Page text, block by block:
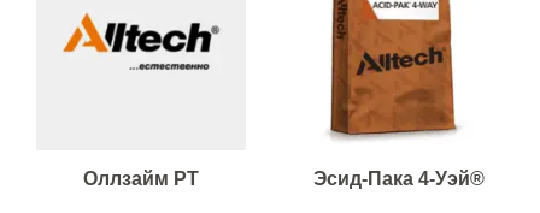
Оллзайм РТ Эсид-Пака 4-Уэй®